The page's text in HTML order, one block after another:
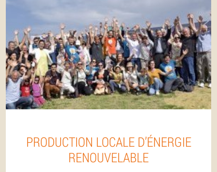
PRODUCTION LOCALE D’ÉNERGIE
RENOUVELABLE